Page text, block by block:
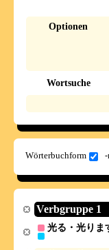
Optionen
Wortsuche
Wörterbuchform -
Verbgruppe 1
光る・光りま